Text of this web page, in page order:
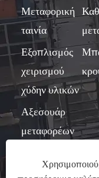
Μεταφορική
ταινία
Εξοπλισμός
χειρισμού
χύδην υλικών
Αξεσουάρ
μεταφορέων